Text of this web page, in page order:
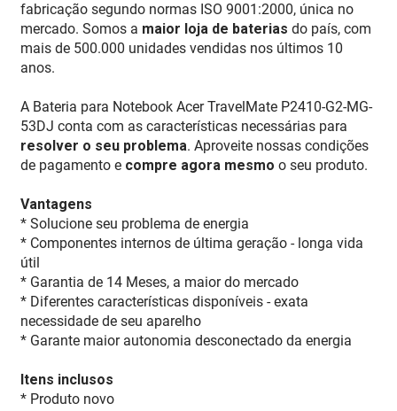
fabricação segundo normas ISO 9001:2000, única no
mercado. Somos a maior loja de baterias do país, com
mais de 500.000 unidades vendidas nos últimos 10
anos.
A Bateria para Notebook Acer TravelMate P2410-G2-MG-
53DJ conta com as características necessárias para
resolver o seu problema. Aproveite nossas condições
de pagamento e compre agora mesmo o seu produto.
Vantagens
* Solucione seu problema de energia
* Componentes internos de última geração - longa vida
útil
* Garantia de 14 Meses, a maior do mercado
* Diferentes características disponíveis - exata
necessidade de seu aparelho
* Garante maior autonomia desconectado da energia
Itens inclusos
* Produto novo